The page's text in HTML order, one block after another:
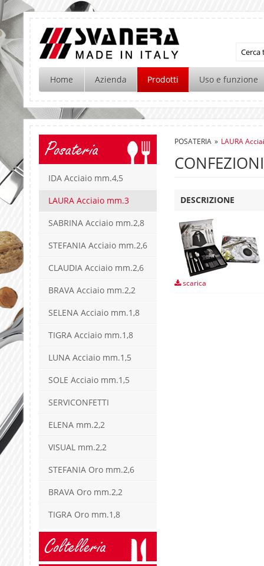
Home Azienda Prodotti Uso e funzione
Posateria
IDA Acciaio mm.4,5
LAURA Acciaio mm.3
SABRINA Acciaio mm.2,8
STEFANIA Acciaio mm.2,6
CLAUDIA Acciaio mm.2,6
BRAVA Acciaio mm.2,2
SELENA Acciaio mm.1,8
TIGRA Acciaio mm.1,8
LUNA Acciaio mm.1,5
SOLE Acciaio mm.1,5
SERVICONFETTI
ELENA mm.2,2
VISUAL mm.2,2
STEFANIA Oro mm.2,6
BRAVA Oro mm.2,2
TIGRA Oro mm.1,8
Coltelleria
POSATERIA » LAURA
DESCRIZIONE
scarica